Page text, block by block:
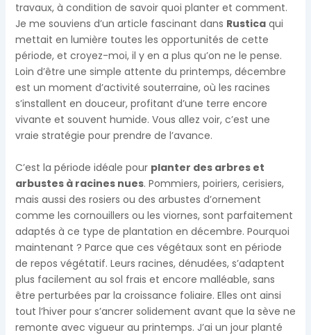
travaux, à condition de savoir quoi planter et comment.
Je me souviens d’un article fascinant dans Rusticaqui
mettait en lumière toutes les opportunités de cette
période, et croyez-moi, il y en a plus qu’on ne le pense.
Loin d’être une simple attente du printemps, décembre
est un moment d’activité souterraine, où les racines
s’installent en douceur, profitant d’une terre encore
vivante et souvent humide. Vous allez voir, c’est une
vraie stratégie pour prendre de l’avance.
C’est la période idéale pour planter des arbres et
arbustes à racines nues. Pommiers, poiriers, cerisiers,
mais aussi des rosiers ou des arbustes d’ornement
comme les cornouillers ou les viornes, sont parfaitement
adaptés à ce type de plantation en décembre. Pourquoi
maintenant ? Parce que ces végétaux sont en période
de repos végétatif. Leurs racines, dénudées, s’adaptent
plus facilement au sol frais et encore malléable, sans
être perturbées par la croissance foliaire. Elles ont ainsi
tout l’hiver pour s’ancrer solidement avant que la sève ne
remonte avec vigueur au printemps. J’ai un jour planté